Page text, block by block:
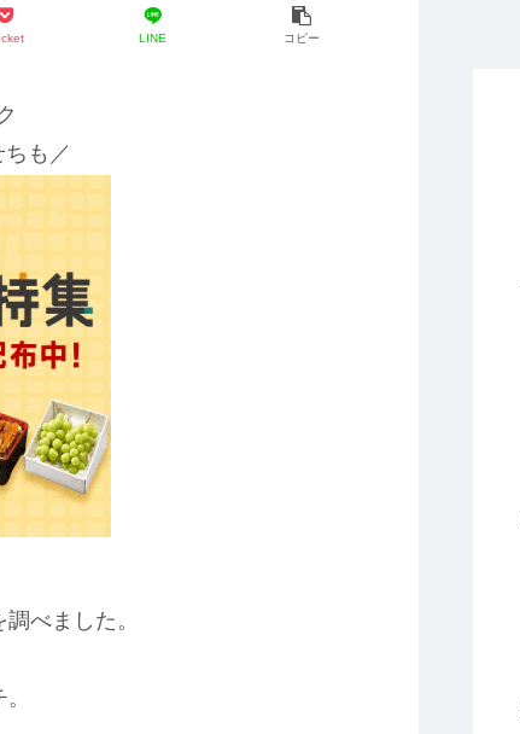
LINE コピー
も／
べました。